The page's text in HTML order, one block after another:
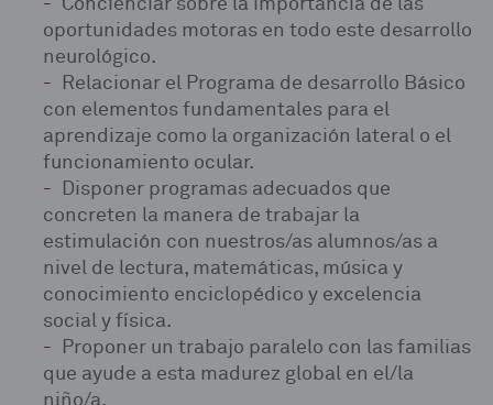
oportunidades motoras en todo este desarrollo
neurológico.
Relacionar el Programa de desarrollo Básico
con elementos fundamentales para el
aprendizaje como la organización lateral o el
funcionamiento ocular.
Disponer programas adecuados que
concreten la manera de trabajar la
estimulación con nuestros/as alumnos/as a
nivel de lectura, matemáticas, música y
conocimiento enciclopédico y excelencia
social y física.
Proponer un trabajo paralelo con las familias
que ayude a esta madurez global en el/la